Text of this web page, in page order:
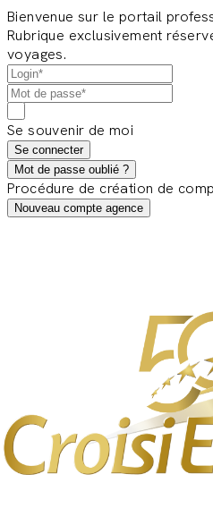
Bienvenue sur le portail
Rubrique exclusivement
voyages.
Se souvenir de moi
Se connecter
Mot de passe oublié ?
Procédure de création de
Nouveau compte agence